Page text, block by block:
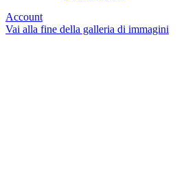
Account
Vai alla fine della galleria di immagini